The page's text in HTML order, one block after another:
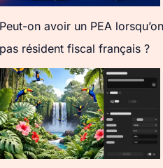
Peut-on avoir un PEA
pas résident fiscal français ?